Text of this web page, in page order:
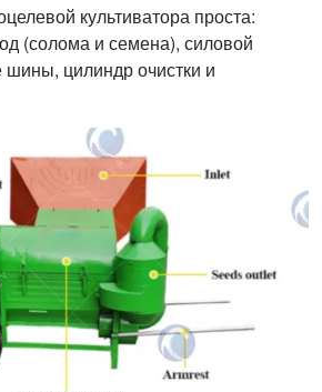
культиватора проста:
(солома и семена), силовой
шины, цилиндр очистки и